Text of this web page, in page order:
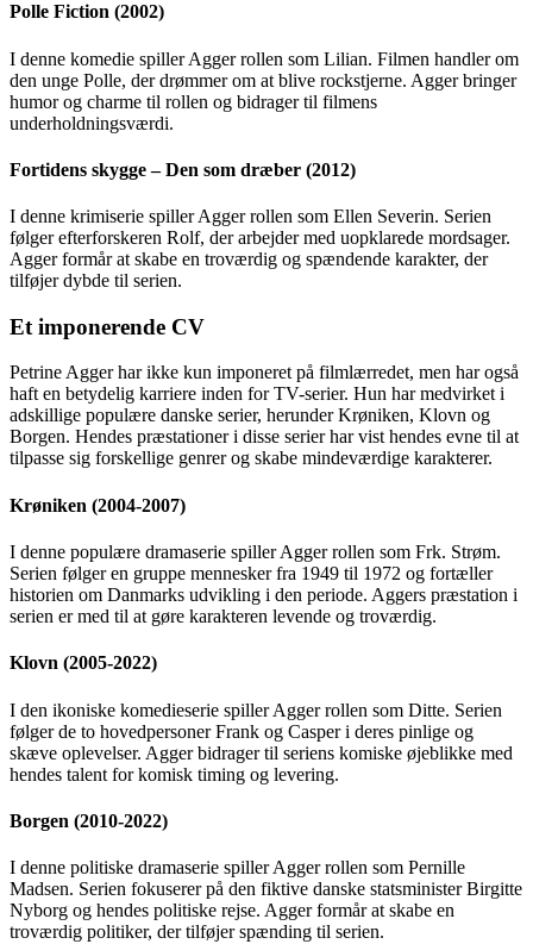
Polle Fiction (2002)
I denne komedie spiller Agger rollen som Lilian. Filmen handler om
den unge Polle, der drømmer om at blive rockstjerne. Agger bringer
humor og charme til rollen og bidrager til filmens
underholdningsværdi.
Fortidens skygge – Den som dræber (2012)
I denne krimiserie spiller Agger rollen som Ellen Severin. Serien
følger efterforskeren Rolf, der arbejder med uopklarede mordsager.
Agger formår at skabe en troværdig og spændende karakter, der
tilføjer dybde til serien.
Et imponerende CV
Petrine Agger har ikke kun imponeret på filmlærredet, men har også
haft en betydelig karriere inden for TV-serier. Hun har medvirket i
adskillige populære danske serier, herunder Krøniken, Klovn og
Borgen. Hendes præstationer i disse serier har vist hendes evne til at
tilpasse sig forskellige genrer og skabe mindeværdige karakterer.
Krøniken (2004-2007)
I denne populære dramaserie spiller Agger rollen som Frk. Strøm.
Serien følger en gruppe mennesker fra 1949 til 1972 og fortæller
historien om Danmarks udvikling i den periode. Aggers præstation i
serien er med til at gøre karakteren levende og troværdig.
Klovn (2005-2022)
I den ikoniske komedieserie spiller Agger rollen som Ditte. Serien
følger de to hovedpersoner Frank og Casper i deres pinlige og
skæve oplevelser. Agger bidrager til seriens komiske øjeblikke med
hendes talent for komisk timing og levering.
Borgen (2010-2022)
I denne politiske dramaserie spiller Agger rollen som Pernille
Madsen. Serien fokuserer på den fiktive danske statsminister Birgitte
Nyborg og hendes politiske rejse. Agger formår at skabe en
troværdig politiker, der tilføjer spænding til serien.